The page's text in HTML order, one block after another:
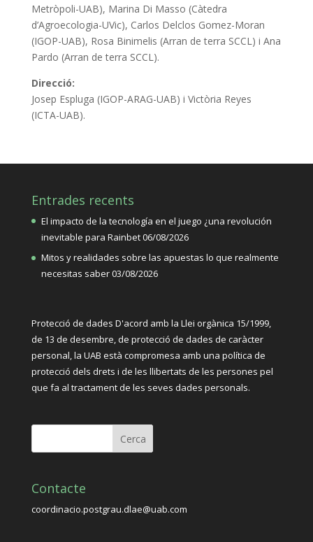
Metròpoli-UAB), Marina Di Masso (Càtedra
d’Agroecologia-UVic), Carlos Delclos Gomez-Moran
(IGOP-UAB), Rosa Binimelis (Arran de terra SCCL) i Ana
Pardo (Arran de terra SCCL).
Direcció:
Josep Espluga (IGOP-ARAG-UAB) i Victòria Reyes
(ICTA-UAB).
Entrades recents
El impacto de la tecnología en el juego ¿una revolución
inevitable para Rainbet06/08/2026
Mitos y realidades sobre las apuestas lo que realmente
necesitas saber03/08/2026
Protecció de dades D'acord amb la Llei orgànica 15/1999,
de 13 de desembre, de protecció de dades de caràcter
personal, la UAB està compromesa amb una política de
protecció dels drets i de les llibertats de les persones pel
que fa al tractament de les seves dades personals.
Contacte
coordinacio.postgrau.dlae@uab.com